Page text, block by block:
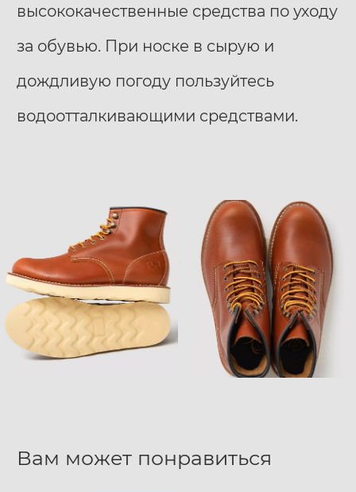
высококачественные средства по уходу
за обувью. При носке в сырую и
дождливую погоду пользуйтесь
водоотталкивающими средствами.
Вам может понравиться